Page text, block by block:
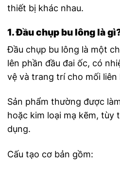
thiết bị khác nhau.
1. Đầu chụp bu lông là
Đầu chụp bu lông là một
lên phần đầu đai ốc, có
vệ và trang trí cho mối liên
Sản phẩm thường được
hoặc kim loại mạ kẽm, tùy
dụng.
Cấu tạo cơ bản gồm: